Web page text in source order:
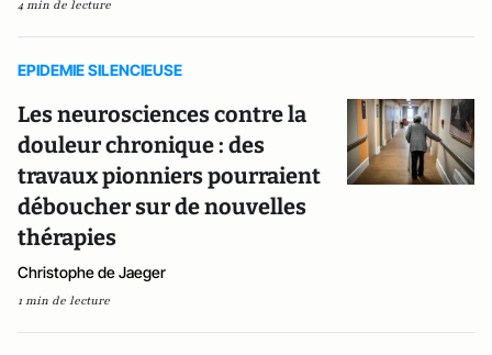
4 min de lecture
EPIDEMIE SILENCIEUSE
Les neurosciences contre la
douleur chronique : des
travaux pionniers pourraient
déboucher sur de nouvelles
thérapies
Christophe de Jaeger
1 min de lecture